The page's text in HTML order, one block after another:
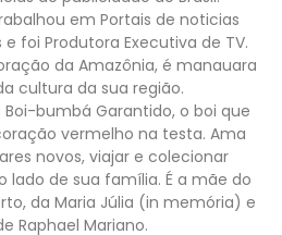
em Portais de noticias
foi Produtora Executiva de TV.
da Amazônia, é manauara
cultura da sua região.
bumbá Garantido, o boi que
vermelho na testa. Ama
novos, viajar e colecionar
lado de sua família. É a mãe do
da Maria Júlia (in memória) e
Raphael Mariano.